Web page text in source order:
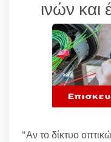
ινών και
"Αν το δίκτυο